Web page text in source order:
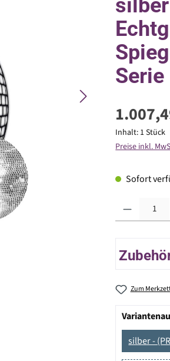
Serie
Inhalt: 1 Stück
Preise inkl.
Sofort
Zum
silber -